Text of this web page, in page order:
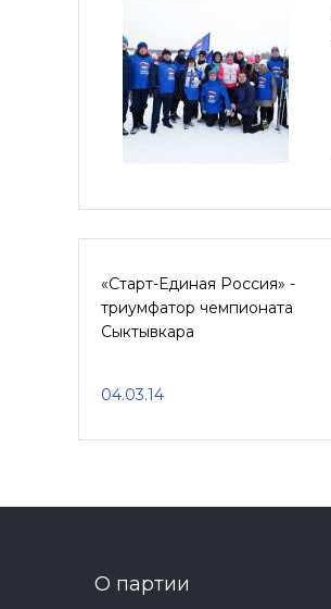
«Старт-Единая Россия» -
триумфатор чемпионата
Сыктывкара
04.03.14
О партии